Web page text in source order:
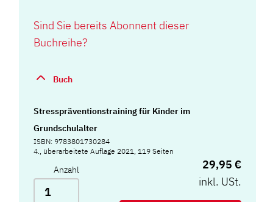
Sind Sie bereits Abonnent dieser
Buchreihe?
Buch
Stresspräventionstraining für Kinder im
Grundschulalter
ISBN: 9783801730284
4., überarbeitete Auflage 2021, 119 Seiten
Anzahl
29,95 €
inkl. USt.